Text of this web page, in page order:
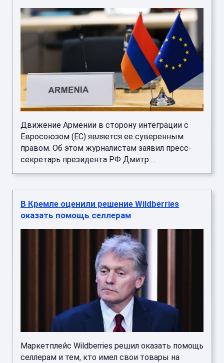
Движение Армении в сторону интеграции с
Евросоюзом (ЕС) является ее суверенным
правом. Об этом журналистам заявил пресс-
секретарь президента РФ Дмитр ...
В Кремле оценили решение Wildberries
оказать помощь селлерам
Маркетплейс Wildberries решил оказать помощь
селлерам и тем, кто имел свои товары на